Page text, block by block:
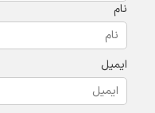
نام
ایمیل